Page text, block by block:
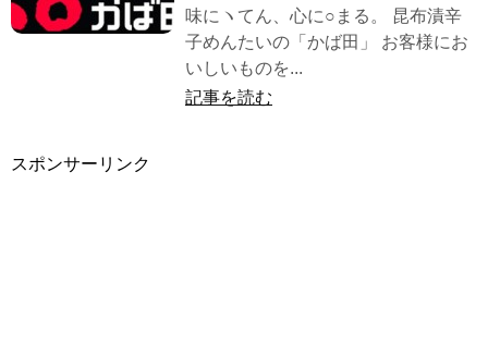
味にヽてん、心に○まる。 昆布漬辛
子めんたいの「かば田」 お客様にお
いしいものを...
記事を読む
スポンサーリンク